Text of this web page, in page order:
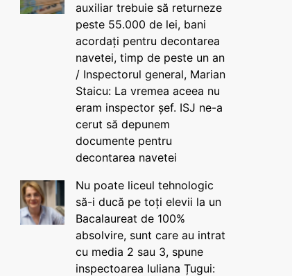
auxiliar trebuie să returneze
peste 55.000 de lei, bani
acordați pentru decontarea
navetei, timp de peste un an
/ Inspectorul general, Marian
Staicu: La vremea aceea nu
eram inspector șef. ISJ ne-a
cerut să depunem
documente pentru
decontarea navetei
Nu poate liceul tehnologic
să-i ducă pe toți elevii la un
Bacalaureat de 100%
absolvire, sunt care au intrat
cu media 2 sau 3, spune
inspectoarea Iuliana Țugui: